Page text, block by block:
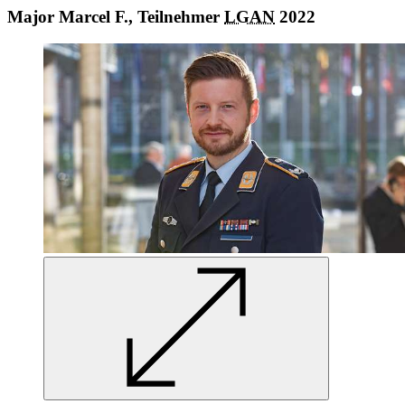
Major Marcel F., Teilnehmer LGAN 2022